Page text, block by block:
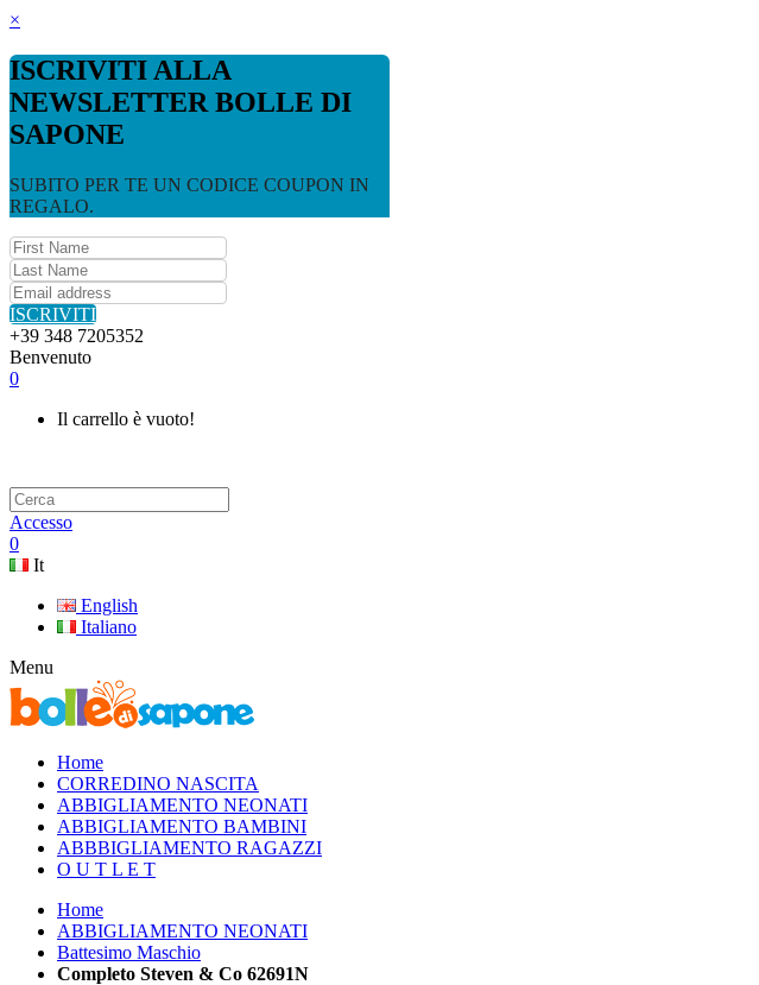
×
ISCRIVITI ALLA
NEWSLETTER BOLLE DI
SAPONE
SUBITO PER TE UN CODICE COUPON IN
REGALO.
ISCRIVITI
+39 348 7205352
Benvenuto
0
Il carrello è vuoto!
Accesso
0
It
English
Italiano
Menu
Home
CORREDINO NASCITA
ABBIGLIAMENTO NEONATI
ABBIGLIAMENTO BAMBINI
ABBBIGLIAMENTO RAGAZZI
O U T L E T
Home
ABBIGLIAMENTO NEONATI
Battesimo Maschio
Completo Steven & Co 62691N